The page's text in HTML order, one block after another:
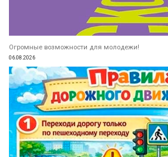
Огромные возможности для молодежи!
06.08.2026